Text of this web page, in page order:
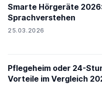
Smarte Hörgeräte
Sprachverstehen
25.03.2026
Pflegeheim oder 24-
Vorteile im Vergleich